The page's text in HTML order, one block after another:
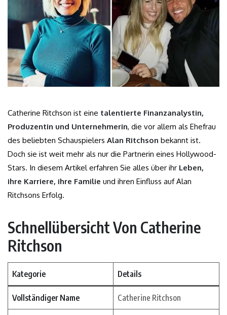
Catherine Ritchson ist eine talentierte Finanzanalystin,
Produzentin und Unternehmerin, die vor allem als Ehefrau
des beliebten Schauspielers Alan Ritchson bekannt ist.
Doch sie ist weit mehr als nur die Partnerin eines Hollywood-
Stars. In diesem Artikel erfahren Sie alles über ihr Leben,
ihre Karriere, ihre Familie und ihren Einfluss auf Alan
Ritchsons Erfolg.
Schnellübersicht Von Catherine
Ritchson
Kategorie Details
Vollständiger Name Catherine Ritchson